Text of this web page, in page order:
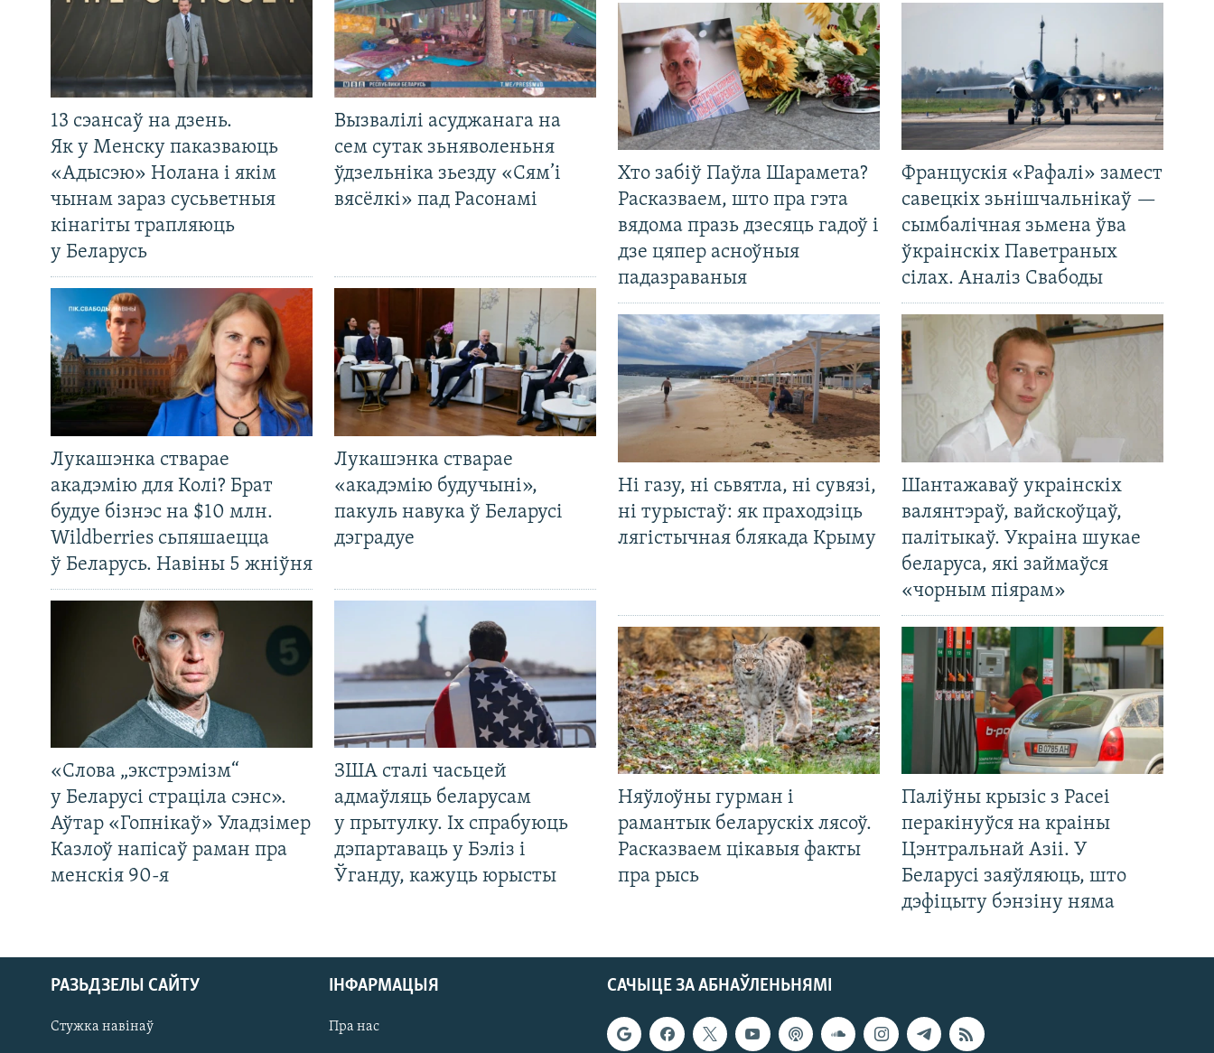
13 сэансаў на дзень.
Як у Менску паказваюць
«Адысэю» Нолана і якім
чынам зараз сусьветныя
кінагіты трапляюць
у Беларусь
Вызвалілі асуджанага на
сем сутак зьняволеньня
ўдзельніка зьезду «Сям’і
вясёлкі» пад Расонамі
Лукашэнка стварае
акадэмію для Колі? Брат
будуе бізнэс на $10 млн.
Wildberries сьпяшаецца
ў Беларусь. Навіны 5 жніўня
Лукашэнка стварае
«акадэмію будучыні»,
пакуль навука ў Беларусі
дэградуе
«Слова „экстрэмізм“
у Беларусі страціла сэнс».
Аўтар «Гопнікаў» Уладзімер
Казлоў напісаў раман пра
менскія 90-я
ЗША сталі часьцей
адмаўляць беларусам
у прытулку. Іх спрабуюць
дэпартаваць у Бэліз і
Ўганду, кажуць юрысты
Хто забіў Паўла Шарамета?
Расказваем, што пра гэта
вядома празь дзесяць гадоў і
дзе цяпер асноўныя
падазраваныя
Францускія «Рафалі» замест
савецкіх зьнішчальнікаў —
сымбалічная зьмена ўва
ўкраінскіх Паветраных
сілах. Аналіз Свабоды
Ні газу, ні сьвятла, ні сувязі,
ні турыстаў: як праходзіць
лягістычная блякада Крыму
Шантажаваў украінскіх
валянтэраў, вайскоўцаў,
палітыкаў. Украіна шукае
беларуса, які займаўся
«чорным піярам»
Няўлоўны гурман і
рамантык беларускіх лясоў.
Расказваем цікавыя факты
пра рысь
Паліўны крызіс з Расеі
перакінуўся на краіны
Цэнтральнай Азіі. У
Беларусі заяўляюць, што
дэфіцыту бэнзіну няма
САЧЫЦЕ ЗА АБНАЎЛЕНЬНЯМІ
РАЗЬДЗЕЛЫ САЙТУ
Стужка навінаў
ІНФАРМАЦЫЯ
Пра нас